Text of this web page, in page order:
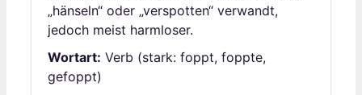
„hänseln“ oder „verspotten“ verwandt,
jedoch meist harmloser.
Wortart: Verb (stark: foppt, foppte,
gefoppt)